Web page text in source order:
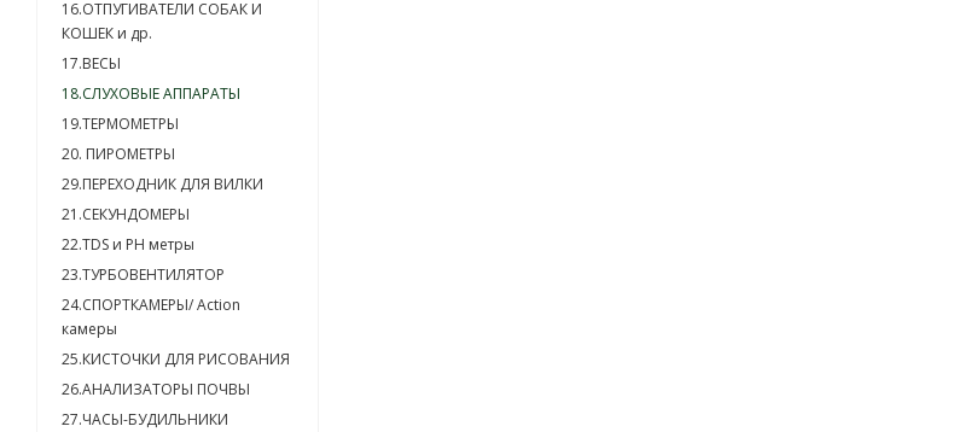
16.ОТПУГИВАТЕЛИ СОБАК И
КОШЕК и др.
17.ВЕСЫ
18.СЛУХОВЫЕ АППАРАТЫ
19.ТЕРМОМЕТРЫ
20. ПИРОМЕТРЫ
29.ПЕРЕХОДНИК ДЛЯ ВИЛКИ
21.СЕКУНДОМЕРЫ
22.TDS и PH метры
23.ТУРБОВЕНТИЛЯТОР
24.СПОРТКАМЕРЫ/ Action
камеры
25.КИСТОЧКИ ДЛЯ РИСОВАНИЯ
26.АНАЛИЗАТОРЫ ПОЧВЫ
27.ЧАСЫ-БУДИЛЬНИКИ